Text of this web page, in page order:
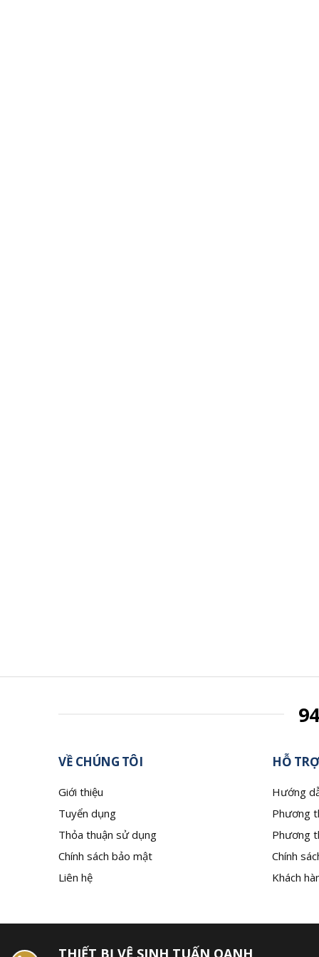
VỀ CHÚNG TÔI
Giới thiệu
Tuyển dụng
Thỏa thuận sử dụng
Chính sách bảo mật
Liên hệ
HỖ
Hướng
Phương
Phương
Chính
Khách
THIẾT BỊ VỆ SINH TUẤN OANH